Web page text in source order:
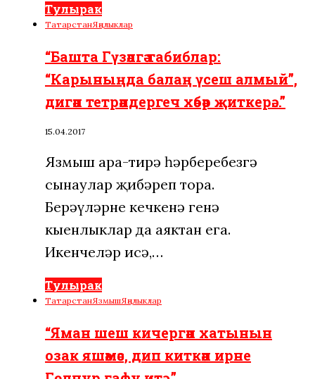
Тулырак
ТатарстанЯңалыклар
“Башта Гүзәлгә табиблар:
“Карыныңда балаң үсеш алмый”,
дигән тетрәндергеч хәбәр җиткерә…”
15.04.2017
Язмыш ара-тирә һәрберебезгә
сынаулар җибәреп тора.
Берәүләрне кечкенә генә
кыенлыклар да аяктан ега.
Икенчеләр исә,…
Тулырак
ТатарстанЯзмышЯңалыклар
“Яман шеш кичергән хатынын
озак яшәмәс, дип киткән ирне